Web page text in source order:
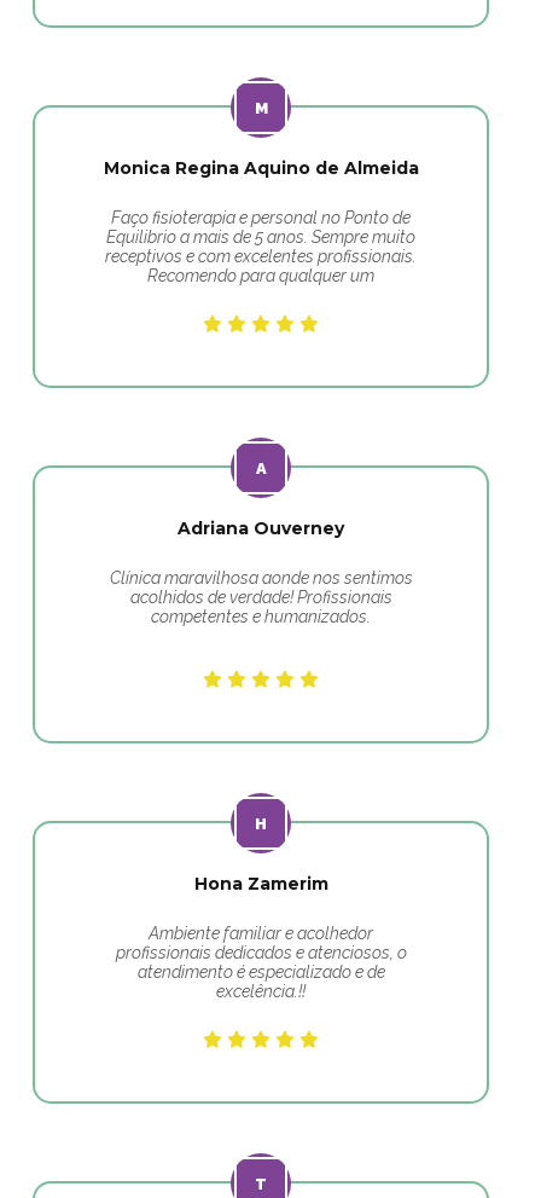
Monica Regina Aquino de Almeida
Faço fisioterapia e personal no Ponto de
Equilibrio a mais de 5 anos. Sempre muito
receptivos e com excelentes profissionais.
Recomendo para qualquer um
Adriana Ouverney
Clínica maravilhosa aonde nos sentimos
acolhidos de verdade! Profissionais
competentes e humanizados.
Hona Zamerim
Ambiente familiar e acolhedor
profissionais dedicados e atenciosos, o
atendimento é especializado e de
excelência.!!